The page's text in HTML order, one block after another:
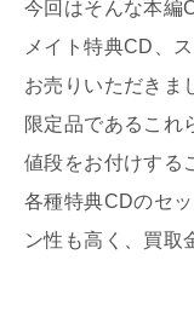
今回はそんな本編
メイト特典CD、
お売りいただきま
限定品であるこれ
値段をお付けする
各種特典CDのセ
ン性も高く、買取